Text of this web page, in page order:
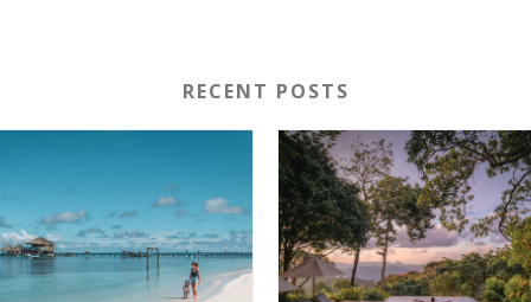
RECENT POSTS